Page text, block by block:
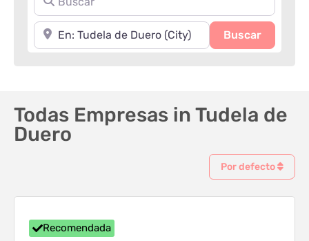
Cerca de
BuscarSearch
Todas Empresas in Tudela de
Duero
Por defecto
Recomendada